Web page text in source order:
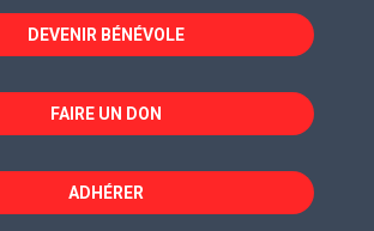
fenêtrefenêtrefenêtre
DEVENIR BÉNÉVOLE
FAIRE UN DON
ADHÉRER